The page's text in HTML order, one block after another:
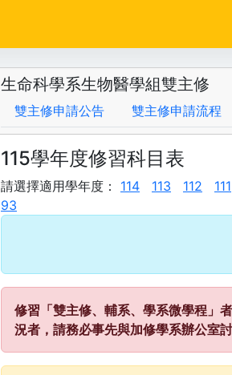
生命科學系生物醫學組雙主修
雙主修申請公告 雙主修申請流程
115學年度修習科目表
請選擇適用學年度： 114 113 112 111
93
修習「雙主修、輔系、學系微學程」
況者，請務必事先與加修學系辦公室